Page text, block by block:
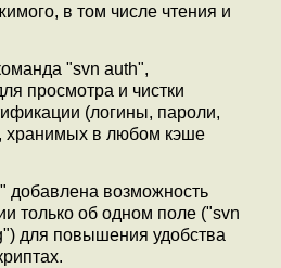
в том числе чтения и
"svn auth",
просмотра и чистки
(логины, пароли,
хранимых в любом кэше
добавлена возможность
только об одном поле ("svn
для повышения удобства